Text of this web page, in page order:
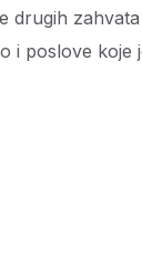
drugih
i poslove koje